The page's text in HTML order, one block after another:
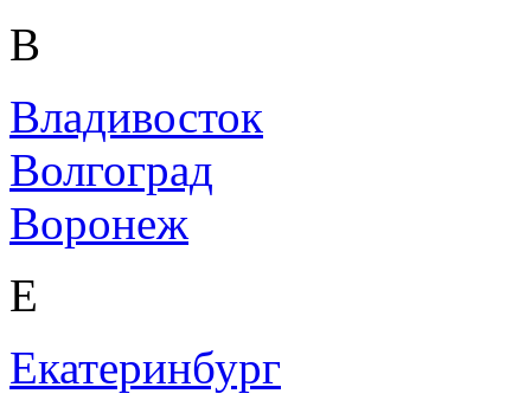
В
Владивосток
Волгоград
Воронеж
Е
Екатеринбург